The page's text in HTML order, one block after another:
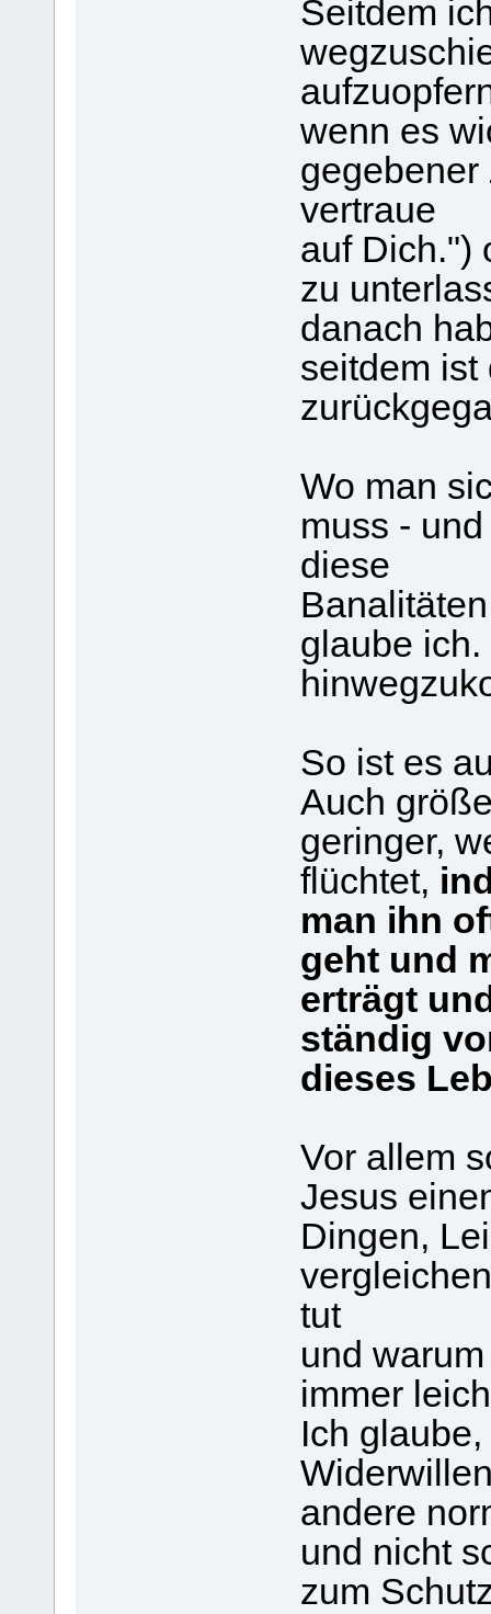
Seitdem
wenn es
gegebener
vertraue
auf Dich.")
zu
danach
seitdem ist
Wo man
muss -
diese
glaube
So ist es
Auch
geringer,
flüchtet,
man ihn
geht und
erträgt
ständig
dieses
Vor allem
Jesus
Dingen,
tut
und
immer
Ich
andere
und nicht
zum